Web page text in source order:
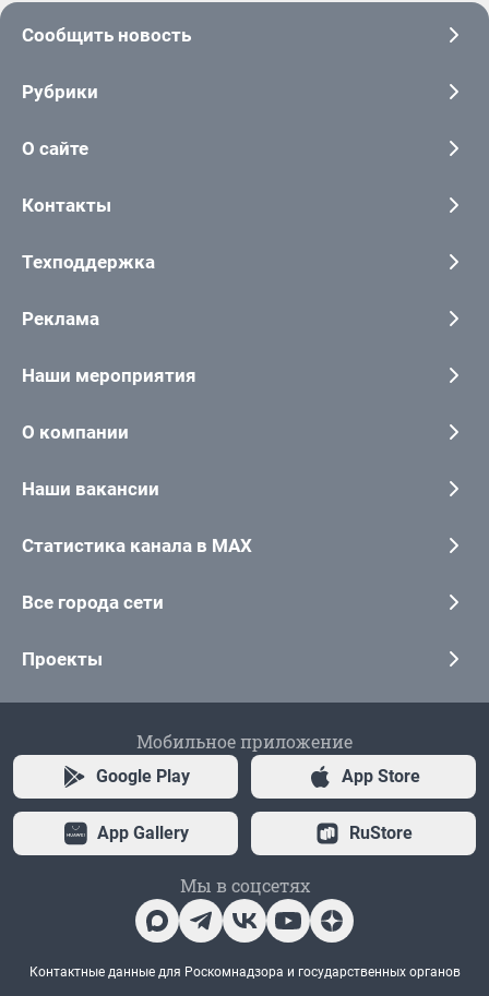
Сообщить новость
Рубрики
О сайте
Контакты
Техподдержка
Реклама
Наши мероприятия
О компании
Наши вакансии
Статистика канала в MAX
Все города сети
Проекты
Мобильное приложение
Google Play App Store
App Gallery RuStore
Мы в соцсетях
Контактные данные для Роскомнадзора и государственных органов